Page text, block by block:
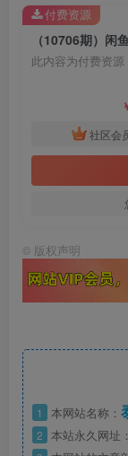
（10706期）闲
此内容为付费资
社区会
付费资源
© 版权声明
1 本网站名称：
2 本站永久网址：